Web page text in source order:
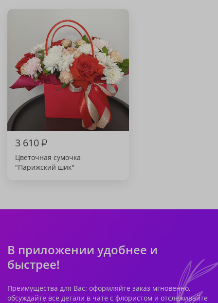
3 610₽
Цветочная сумочка
"Парижский шик"
В приложении удобнее и
быстрее!
Преимущества для Вас: оформляйте заказ мгновенно,
обсуждайте все детали в чате с флористом и отслеживайте